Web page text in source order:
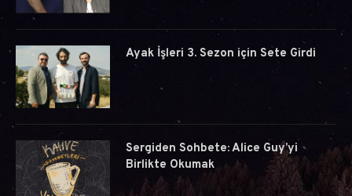
Ayak İşleri 3. Sezon için Sete Girdi
Sergiden Sohbete: Alice Guy’yi
Birlikte Okumak